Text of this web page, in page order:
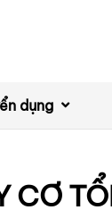
dụng
CƠ